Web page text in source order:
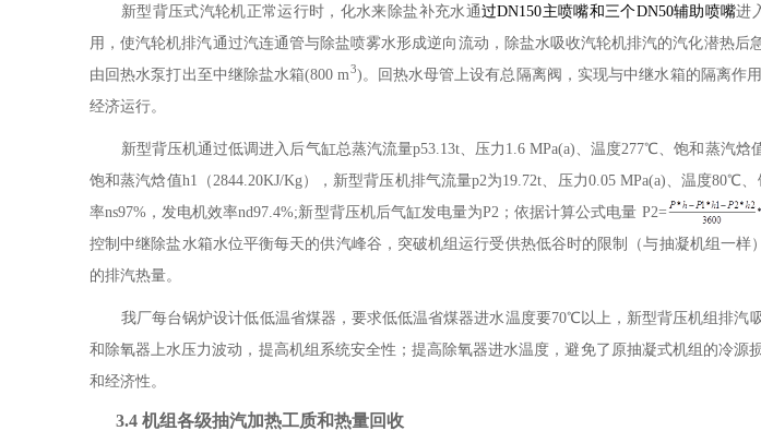
新型背压式汽轮机正常运行时，化水来 除盐补充水通过DN150主喷嘴和三个DN50辅助喷嘴进
用，使汽轮机排汽通过汽连通管与除盐喷雾水形成逆向流动，除盐水吸收汽轮机排汽的汽化潜热后
由回热水泵打出至中继除盐水箱(800 m3) 。回热水母管上设有总隔离阀，实现与中继水箱的隔离作
经济运行。
新型背压机通过低调进入后气缸总蒸汽流量p53.13t、压力 1.6 MPa(a) 、温度277℃、饱和蒸汽焓
饱和蒸汽焓值h1 （ 2844.20KJ/Kg），新型背压机排气流量p2为19.72t 、压力0.05 MPa(a) 、温度80℃、
率ns97% ，发电机效率nd97.4%;新型背压机后气缸发电量为P2 ；依据计算公式电量 P2=
控制中继除盐水箱水位平衡每天的供汽峰谷，突破机组运行受供热低谷时的限制（与抽凝机组一
的排汽热量。
我厂每台锅炉设计低低温省煤器，要求低低温省煤器进水温度要70℃以上，新型背压机组排汽
和除氧器上水压力波动，提高机组系统安全性； 提高除氧器进水温度，避免了原抽凝式机组的冷源
和经济性。
3.4 机组各级抽汽加热工质和热量回收